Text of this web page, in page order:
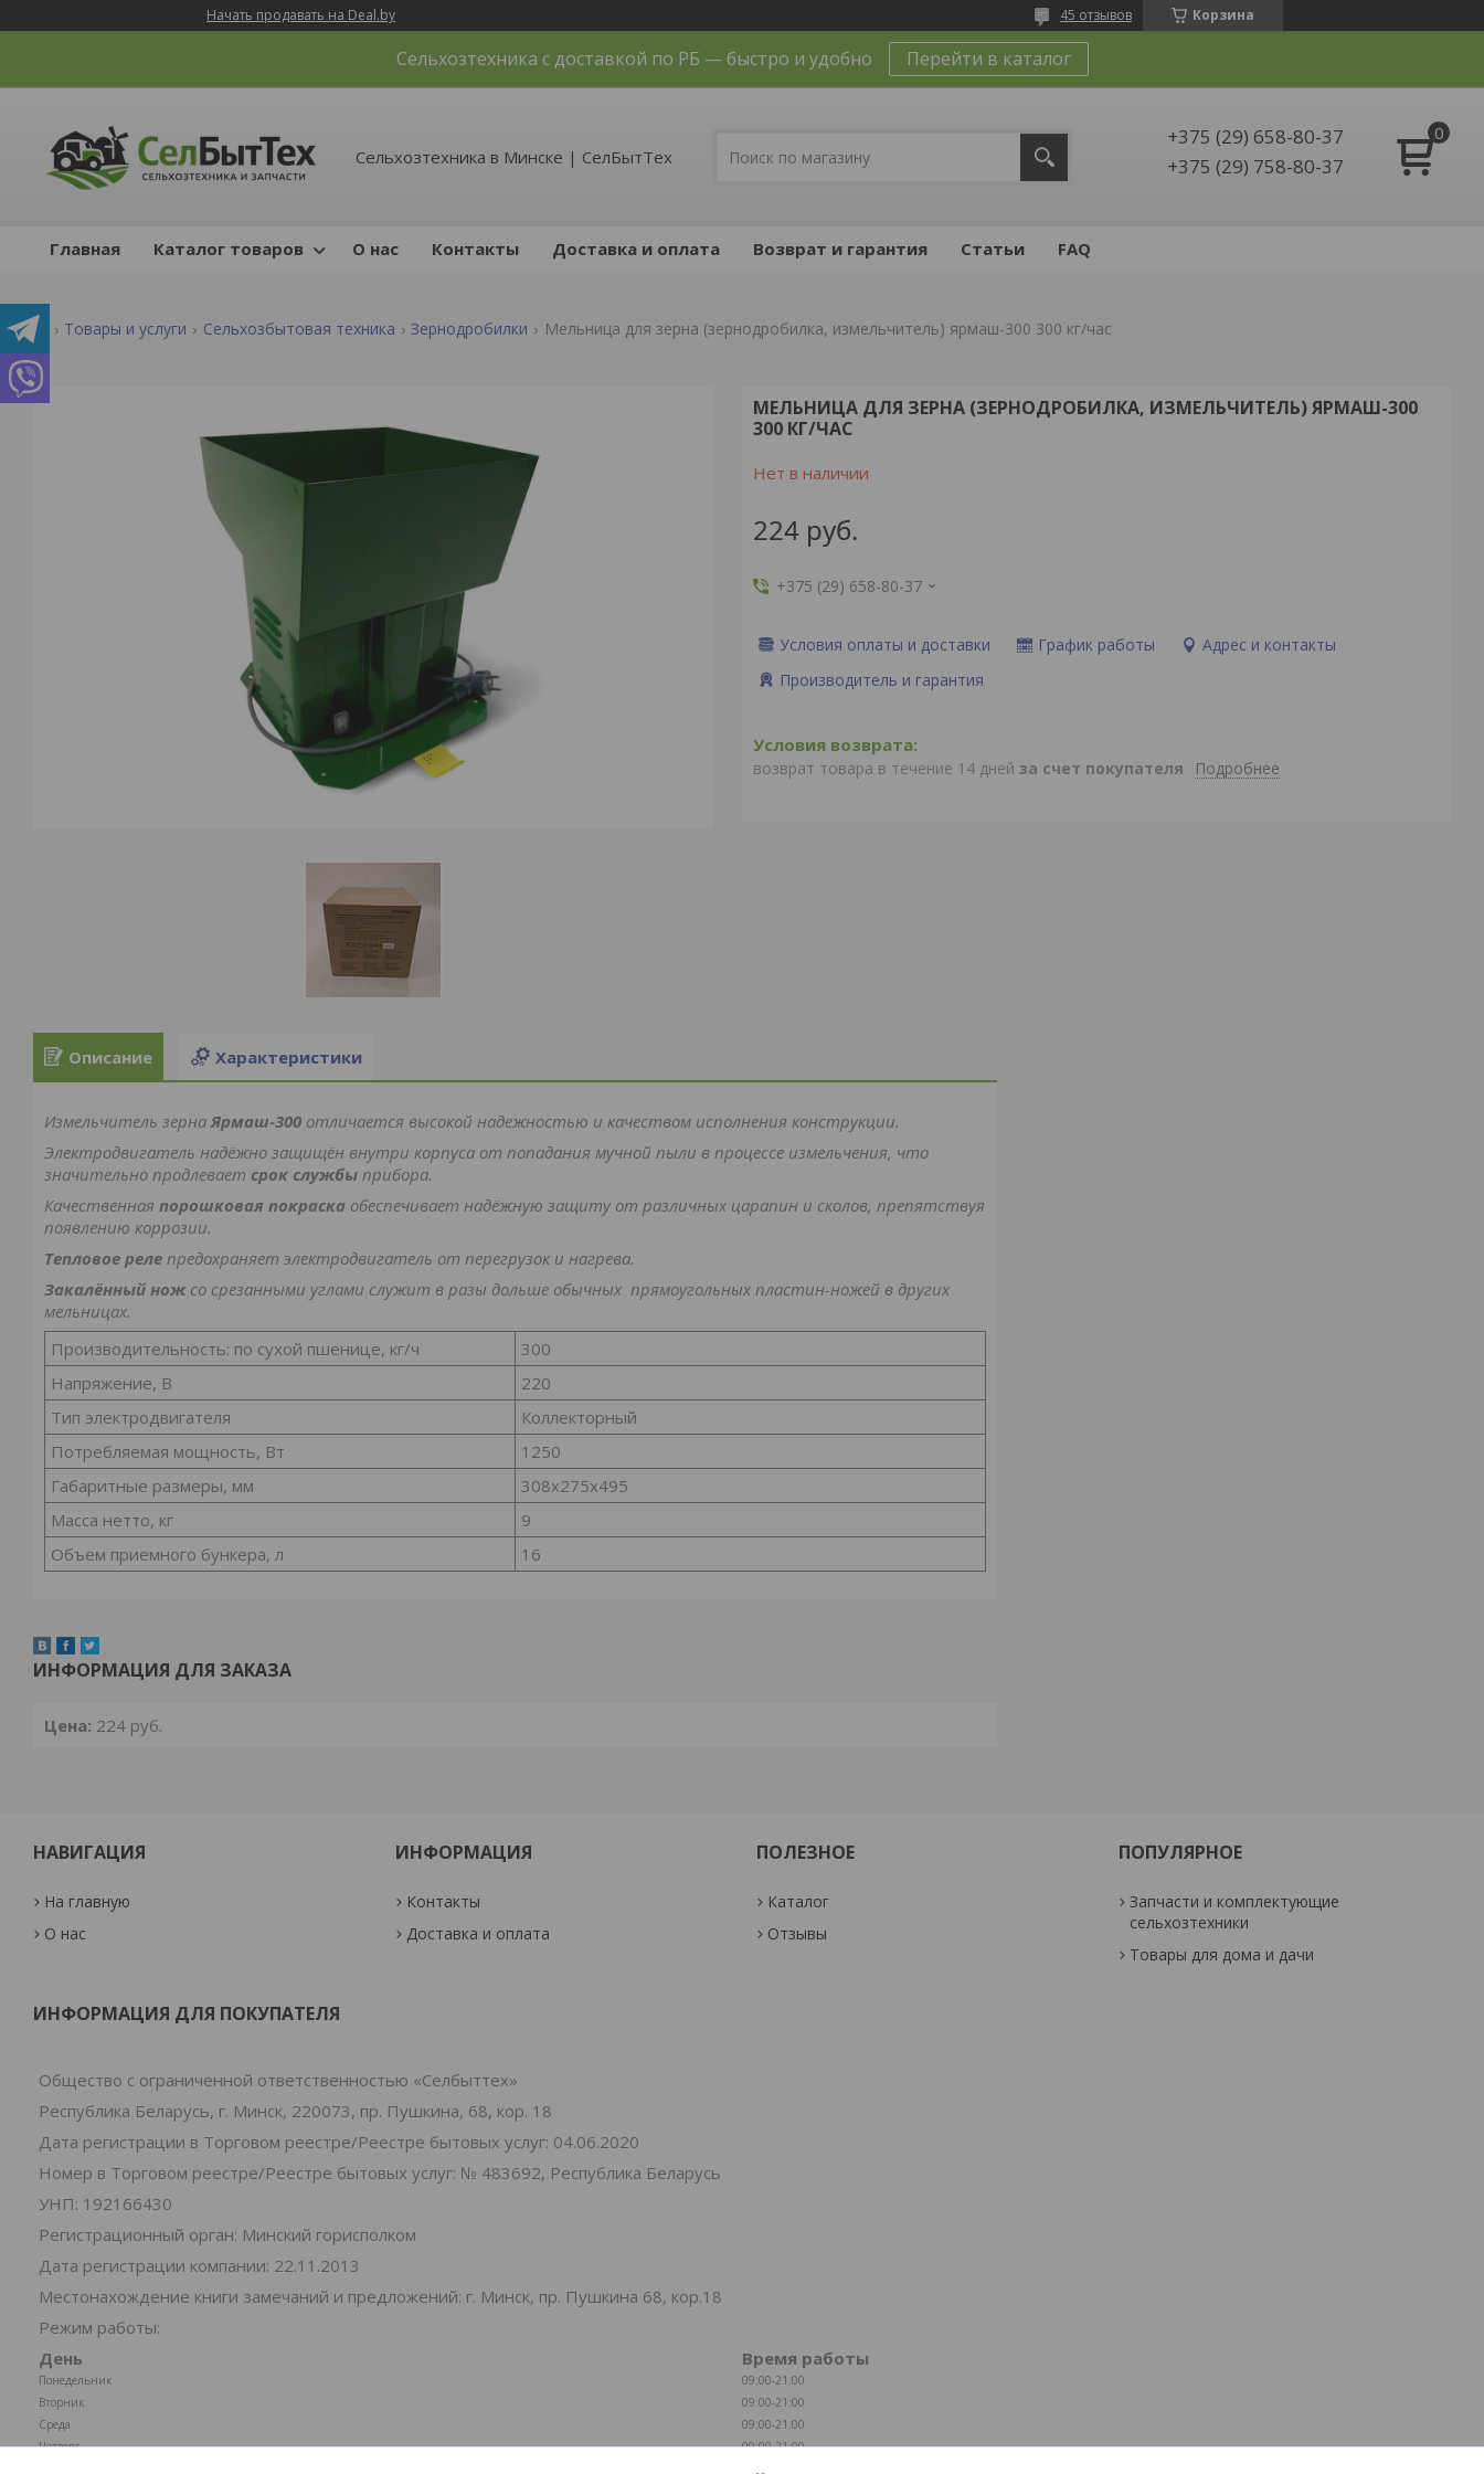
Начать продавать на Deal.by Корзина
45 отзывов
Сельхозтехника с доставкой по РБ — быстро и удобно Перейти в каталог
Сельхозтехника в Минске | СелБытТех
+375 (29) 658-80-37
+375 (29) 758-80-37
Главная Каталог товаров О нас Контакты Доставка и оплата Возврат и гарантия Статьи FAQ
Товары и услуги Сельхозбытовая техника Зернодробилки Мельница для зерна (зернодробилка, измельчитель) ярмаш-300 300 кг/час
МЕЛЬНИЦА ДЛЯ ЗЕРНА (ЗЕРНОДРОБИЛКА, ИЗМЕЛЬЧИТЕЛЬ) ЯРМАШ-300
300 КГ/ЧАС
Нет в наличии
224 руб.
+375 (29) 658-80-37
Условия оплаты и доставки График работы
Адрес и контакты
Производитель и гарантия
возврат товара в течение 14 дней за счет покупателя Подробнее
Описание Характеристики
Измельчитель зернаЯрмаш-300 отличается высокой надежностью и качеством исполнения конструкции.
Электродвигатель надёжно защищён внутри корпуса от попадания мучной пыли в процессе измельчения, что
значительно продлевает срок службы прибора.
Качественная порошковая покраска обеспечивает надёжную защиту от различных царапин и сколов, препятствуя
появлению коррозии.
Тепловое реле предохраняет электродвигатель от перегрузок и нагрева.
Закалённый ножсо срезанными углами служит в разы дольше обычных прямоугольных пластин-ножей в других
мельницах.
Производительность: по сухой пшенице, кг/ч
300
Напряжение, В
220
Тип электродвигателя
Коллекторный
Потребляемая мощность, Вт
1250
Габаритные размеры, мм
308х275х495
Масса нетто, кг
9
Объем приемного бункера, л
16
ИНФОРМАЦИЯ ДЛЯ ЗАКАЗА
Цена: 224 руб.
НАВИГАЦИЯ
На главную
О нас
ИНФОРМАЦИЯ
Контакты
Доставка и оплата
ПОЛЕЗНОЕ
Каталог
Отзывы
ПОПУЛЯРНОЕ
Запчасти и комплектующие
сельхозтехники
Товары для дома и дачи
ИНФОРМАЦИЯ ДЛЯ ПОКУПАТЕЛЯ
Общество с ограниченной ответственностью «Селбыттех»
Республика Беларусь, г. Минск, 220073, пр. Пушкина, 68, кор. 18
Дата регистрации в Торговом реестре/Реестре бытовых услуг: 04.06.2020
Номер в Торговом реестре/Реестре бытовых услуг: № 483692, Республика Беларусь
УНП: 192166430
Регистрационный орган: Минский горисполком
Дата регистрации компании: 22.11.2013
Местонахождение книги замечаний и предложений: г. Минск, пр. Пушкина 68, кор.18
Режим работы:
День
Время работы
Понедельник
09:00-21:00
Вторник
09:00-21:00
Среда
09:00-21:00
Четверг
09:00-21:00